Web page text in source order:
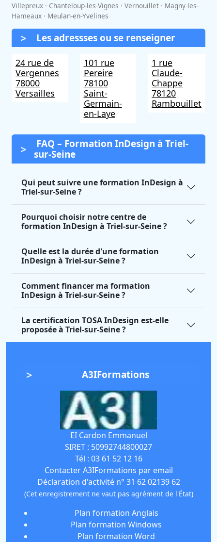
Villepreux · Chanteloup-les-Vignes · Vernouillet · Magny-les-
Hameaux · Meulan-en-Yvelines
Les adressses ou se renseigner
24 rue de
Vergennes
78000
Versailles
101 rue
Pereire
78100
Saint-
Germain-
en-Laye
1 rue
Claude-
Chappe
78120
Rambouillet
FAQ – Formation InDesign à Triel-
sur-Seine
Qui peut suivre une formation InDesign à
Triel-sur-Seine ?
Pourquoi choisir notre centre de
formation InDesign à Triel-sur-Seine ?
Quelle est la durée d'une formation
InDesign à Triel-sur-Seine ?
Comment financer ma formation
InDesign à Triel-sur-Seine ?
La certification TOSA InDesign est-elle
proposée à Triel-sur-Seine ?
A3IFormations
EI Cardon Emmanuel
SIRET : 50992744800027
Tél : 03 61 52 12 16
Contacter A3IFormations par email
Déclaration d'activité n° 31 62 02139 62
(Cet enregistrement ne vaut pas agrément de l'État)
Plan formation Anglais
Plan formation Windows
Plan formation Word